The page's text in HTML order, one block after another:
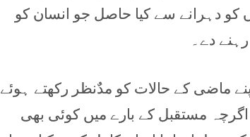
کو دہرانے سے کیا حاصل جو انسان کو
دے۔
ماضی کے حالات کو مدٌنظر رکھتے ہوئے
مستقبل کے بارے میں کوئی بھی